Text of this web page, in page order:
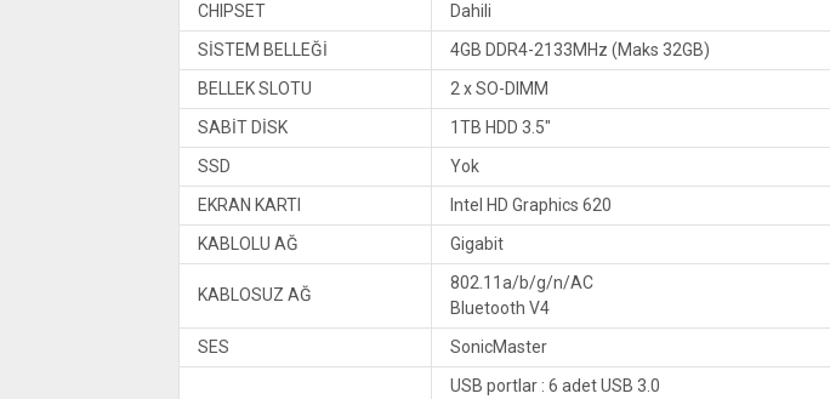
CHIPSET
Dahili
SİSTEM BELLEĞİ
4GB DDR4-2133MHz (Maks 32GB)
BELLEK SLOTU
2 x SO-DIMM
SABİT DİSK
1TB HDD 3.5″
SSD
Yok
EKRAN KARTI
Intel HD Graphics 620
KABLOLU AĞ
Gigabit
KABLOSUZ AĞ
802.11a/b/g/n/AC
Bluetooth V4
SES
SonicMaster
USB portlar : 6 adet USB 3.0